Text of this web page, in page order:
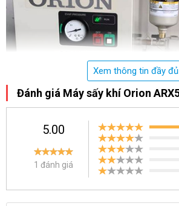
Xem thông tin đầy đủ
Đánh giá Máy sấy khí Orion
5.00
1 đánh giá